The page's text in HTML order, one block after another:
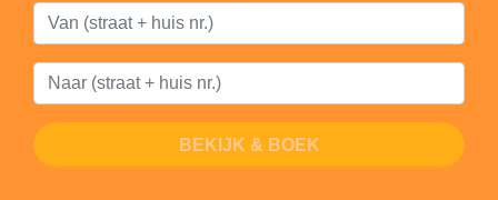
BEKIJK & BOEK